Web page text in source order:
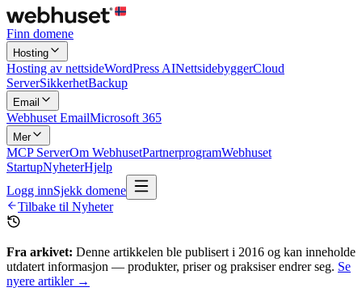
Finn domene
Hosting
Hosting av nettsideWordPress AINettsidebyggerCloud
ServerSikkerhetBackup
Email
Webhuset EmailMicrosoft 365
Mer
MCP ServerOm WebhusetPartnerprogramWebhuset
StartupNyheterHjelp
Logg innSjekk domene
Tilbake til Nyheter
Fra arkivet: Denne artikkelen ble publisert i 2016 og kan inneholde
utdatert informasjon — produkter, priser og praksiser endrer seg. Se
nyere artikler →